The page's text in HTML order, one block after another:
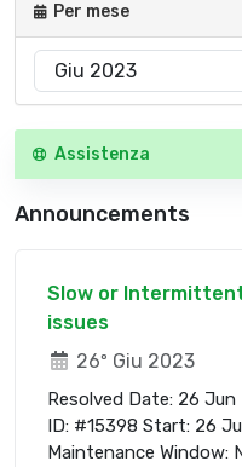
Per mese
Assistenza
Announcements
Slow or
issues
26º Giu 2023
Resolved Date: 26
ID: #15398 Start: 26
Maintenance Window: